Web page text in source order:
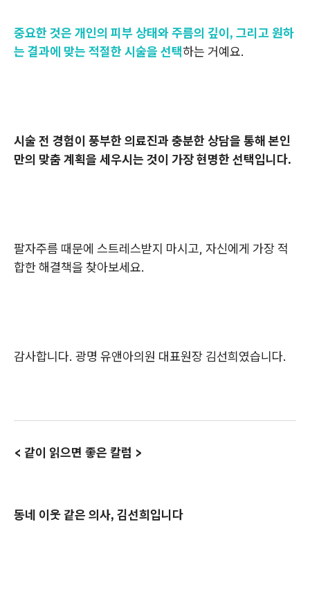
중요한 것은 개인의 피부 상태와 주름의 깊이, 그리고 원하
는 결과에 맞는 적절한 시술을 선택하는 거예요.
시술 전 경험이 풍부한 의료진과 충분한 상담을 통해 본인
만의 맞춤 계획을 세우시는 것이 가장 현명한 선택입니다.
팔자주름 때문에 스트레스받지 마시고, 자신에게 가장 적
합한 해결책을 찾아보세요.
감사합니다. 광명 유앤아의원 대표원장 김선희였습니다.
< 같이 읽으면 좋은 칼럼 >
동네 이웃 같은 의사, 김선희입니다